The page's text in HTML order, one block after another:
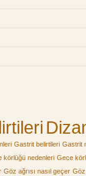
Gastrit belirtileri Gastrit
körlüğü nedenleri Gece
Göz ağrısı nasıl geçer Göz